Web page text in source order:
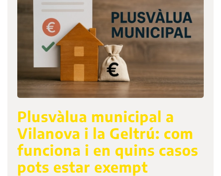
Plusvàlua municipal a
Vilanova i la Geltrú: com
funciona i en quins casos
pots estar exempt